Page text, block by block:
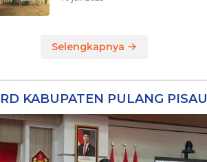
Selengkapnya
KABUPATEN PULANG PISAU